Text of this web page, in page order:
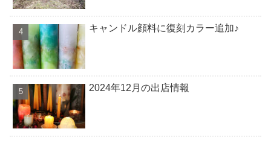
キャンドル顔料に復刻カラー追加♪
2024年12月の出店情報